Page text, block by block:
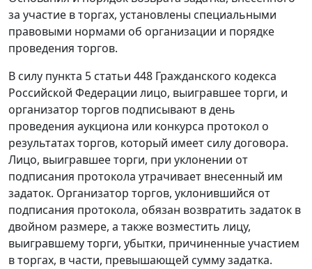
за участие в торгах, установлены специальными
правовыми нормами об организации и порядке
проведения торгов.
В силу пункта 5 статьи 448 Гражданского кодекса
Российской Федерации лицо, выигравшее торги, и
организатор торгов подписывают в день
проведения аукциона или конкурса протокол о
результатах торгов, который имеет силу договора.
Лицо, выигравшее торги, при уклонении от
подписания протокола утрачивает внесенный им
задаток. Организатор торгов, уклонившийся от
подписания протокола, обязан возвратить задаток в
двойном размере, а также возместить лицу,
выигравшему торги, убытки, причиненные участием
в торгах, в части, превышающей сумму задатка.